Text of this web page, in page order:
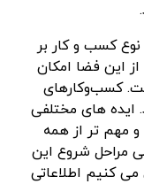
کسب و کار بر
این فضا امکان
کسب‌وکارهای
ایده های مختلفی
و مهم تر از همه
مراحل شروع این
کنیم اطلاعاتی